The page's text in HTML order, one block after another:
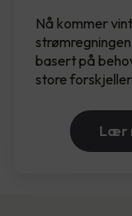
Nå kommer
basert på
store
Lær